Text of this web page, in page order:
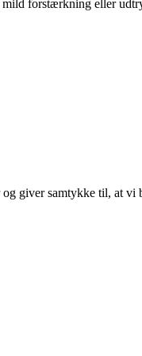
forstærkning eller
giver samtykke til, at vi